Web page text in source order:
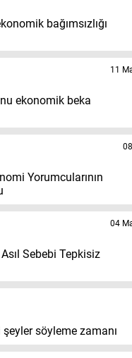
bağımsızlığı
ekonomik beka
11
Yorumcularının
Sebebi Tepkisiz
04
söyleme zamanı